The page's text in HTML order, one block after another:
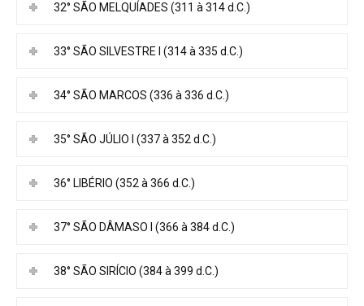
32° SÃO MELQUÍADES (311 à 314 d.C.)
33° SÃO SILVESTRE I (314 à 335 d.C.)
34° SÃO MARCOS (336 à 336 d.C.)
35° SÃO JÚLIO I (337 à 352 d.C.)
36° LIBÉRIO (352 à 366 d.C.)
37° SÃO DÂMASO I (366 à 384 d.C.)
38° SÃO SIRÍCIO (384 à 399 d.C.)